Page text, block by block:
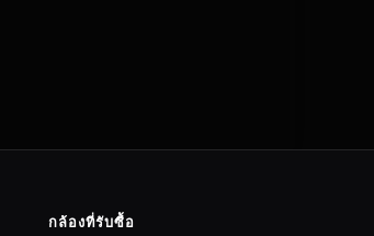
กล้องที่รับซื้อ